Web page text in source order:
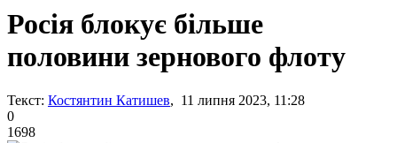
Росія блокує більше
половини зернового флоту
Текст: Костянтин Катишев, 11 липня 2023, 11:28
0
1698